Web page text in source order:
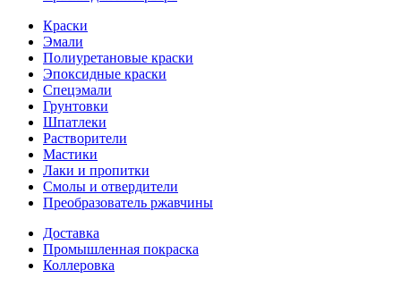
Краски
Эмали
Полиуретановые краски
Эпоксидные краски
Спецэмали
Грунтовки
Шпатлеки
Растворители
Мастики
Лаки и пропитки
Смолы и отвердители
Преобразователь ржавчины
Доставка
Промышленная покраска
Коллеровка